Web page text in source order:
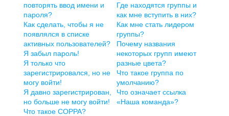
повторять ввод имени и
пароля?
Как сделать, чтобы я не
появлялся в списке
активных пользователей?
Я забыл пароль!
Я только что
зарегистрировался, но не
могу войти!
Я давно зарегистрирован,
но больше не могу войти!
Что такое COPPA?
Где находятся группы и
как мне вступить в них?
Как мне стать лидером
группы?
Почему названия
некоторых групп имеют
разные цвета?
Что такое группа по
умолчанию?
Что означает ссылка
«Наша команда»?